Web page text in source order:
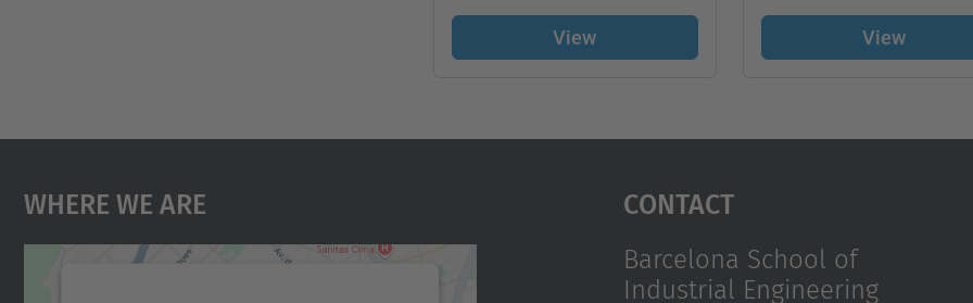
View View
Where We Are Contact
Barcelona School of
Industrial Engineering